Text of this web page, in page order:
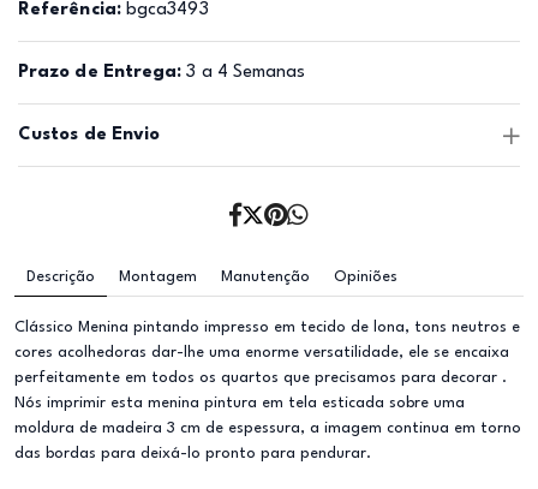
Referência: bgca3493
Prazo de Entrega: 3 a 4 Semanas
Custos de Envio
Descrição Montagem Manutenção Opiniões
Clássico Menina pintando impresso em tecido de lona, tons neutros e
cores acolhedoras dar-lhe uma enorme versatilidade, ele se encaixa
perfeitamente em todos os quartos que precisamos para decorar .
Nós imprimir esta menina pintura em tela esticada sobre uma
moldura de madeira 3 cm de espessura, a imagem continua em torno
das bordas para deixá-lo pronto para pendurar.